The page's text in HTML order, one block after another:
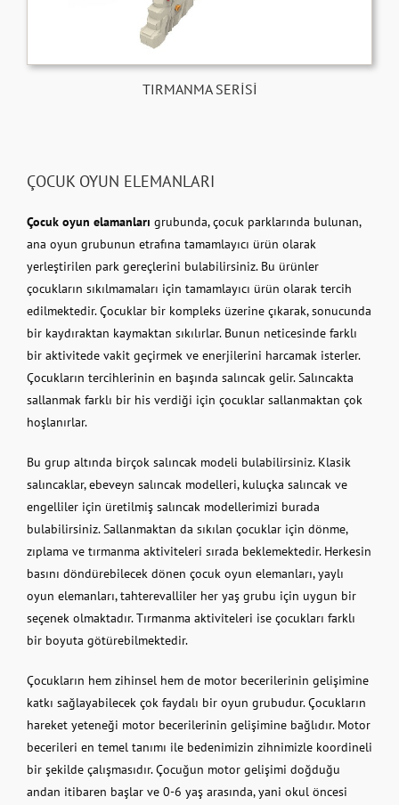
TIRMANMA SERİSİ
ÇOCUK OYUN ELEMANLARI
Çocuk oyun elamanları grubunda, çocuk parklarında bulunan,
ana oyun grubunun etrafına tamamlayıcı ürün olarak
yerleştirilen park gereçlerini bulabilirsiniz. Bu ürünler
çocukların sıkılmamaları için tamamlayıcı ürün olarak tercih
edilmektedir. Çocuklar bir kompleks üzerine çıkarak, sonucunda
bir kaydıraktan kaymaktan sıkılırlar. Bunun neticesinde farklı
bir aktivitede vakit geçirmek ve enerjilerini harcamak isterler.
Çocukların tercihlerinin en başında salıncak gelir. Salıncakta
sallanmak farklı bir his verdiği için çocuklar sallanmaktan çok
hoşlanırlar.
Bu grup altında birçok salıncak modeli bulabilirsiniz. Klasik
salıncaklar, ebeveyn salıncak modelleri, kuluçka salıncak ve
engelliler için üretilmiş salıncak modellerimizi burada
bulabilirsiniz. Sallanmaktan da sıkılan çocuklar için dönme,
zıplama ve tırmanma aktiviteleri sırada beklemektedir. Herkesin
basını döndürebilecek dönen çocuk oyun elemanları, yaylı
oyun elemanları, tahterevalliler her yaş grubu için uygun bir
seçenek olmaktadır. Tırmanma aktiviteleri ise çocukları farklı
bir boyuta götürebilmektedir.
Çocukların hem zihinsel hem de motor becerilerinin gelişimine
katkı sağlayabilecek çok faydalı bir oyun grubudur. Çocukların
hareket yeteneği motor becerilerinin gelişimine bağlıdır. Motor
becerileri en temel tanımı ile bedenimizin zihnimizle koordineli
bir şekilde çalışmasıdır. Çocuğun motor gelişimi doğduğu
andan itibaren başlar ve 0-6 yaş arasında, yani okul öncesi